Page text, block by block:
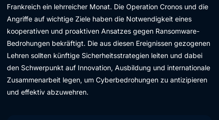
Frankreich ein lehrreicher Monat. Die Operation Cronos und die
Angriffe auf wichtige Ziele haben die Notwendigkeit eines
kooperativen und proaktiven Ansatzes gegen Ransomware-
Bedrohungen bekräftigt. Die aus diesen Ereignissen gezogenen
Lehren sollten künftige Sicherheitsstrategien leiten und dabei
den Schwerpunkt auf Innovation, Ausbildung und internationale
Zusammenarbeit legen, um Cyberbedrohungen zu antizipieren
und effektiv abzuwehren.